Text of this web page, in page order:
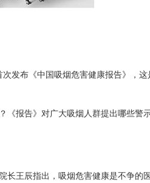
发布《中国吸烟危害健康报告》，这
报告》对广大吸烟人群提出哪些警
王辰指出，吸烟危害健康是不争的